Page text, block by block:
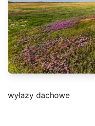
wyłazy dachowe